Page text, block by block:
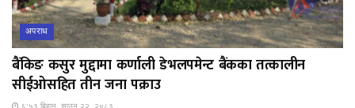
अपराध
बैंकिङ कसुर मुद्दामा कर्णाली डेभलपमेन्ट बैंकका तत्कालीन
सीईओसहित तीन जना पक्राउ